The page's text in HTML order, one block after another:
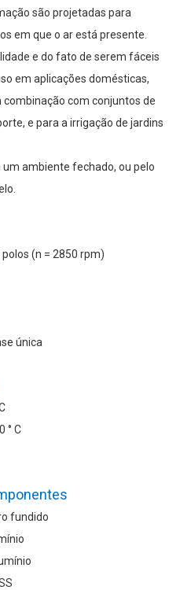
são projetadas para
em que o ar está presente.
e do fato de serem fáceis
em aplicações domésticas,
com conjuntos de
e para a irrigação de jardins
ambiente fechado, ou pelo
(n = 2850 rpm)
única
° C